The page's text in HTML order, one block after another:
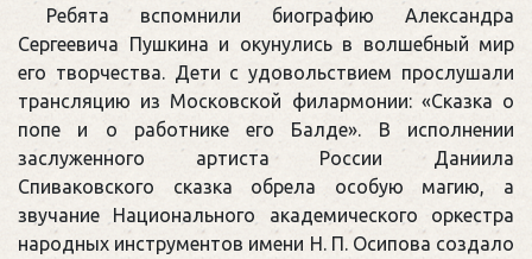
Ребята вспомнили биографию Александра
Сергеевича Пушкина и окунулись в волшебный мир
его творчества. Дети с удовольствием прослушали
трансляцию из Московской филармонии: «Сказка о
попе и о работнике его Балде». В исполнении
заслуженного артиста России Даниила
Спиваковского сказка обрела особую магию, а
звучание Национального академического оркестра
народных инструментов имени Н. П. Осипова создало